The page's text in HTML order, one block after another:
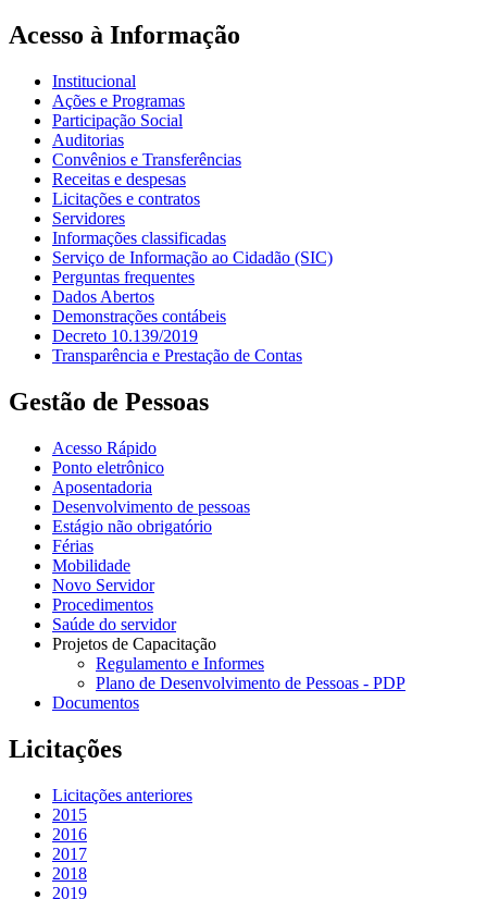
Acesso à Informação
Institucional
Ações e Programas
Participação Social
Auditorias
Convênios e Transferências
Receitas e despesas
Licitações e contratos
Servidores
Informações classificadas
Serviço de Informação ao Cidadão (SIC)
Perguntas frequentes
Dados Abertos
Demonstrações contábeis
Decreto 10.139/2019
Transparência e Prestação de Contas
Gestão de Pessoas
Acesso Rápido
Ponto eletrônico
Aposentadoria
Desenvolvimento de pessoas
Estágio não obrigatório
Férias
Mobilidade
Novo Servidor
Procedimentos
Saúde do servidor
Projetos de Capacitação
Regulamento e Informes
Plano de Desenvolvimento de Pessoas - PDP
Documentos
Licitações
Licitações anteriores
2015
2016
2017
2018
2019